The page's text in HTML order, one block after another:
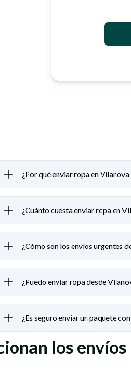
¿Por qué enviar ropa en
¿Cuánto cuesta enviar ropa en
¿Cómo son los envíos urgentes
¿Puedo enviar ropa desde
¿Es seguro enviar un paquete
los envíos